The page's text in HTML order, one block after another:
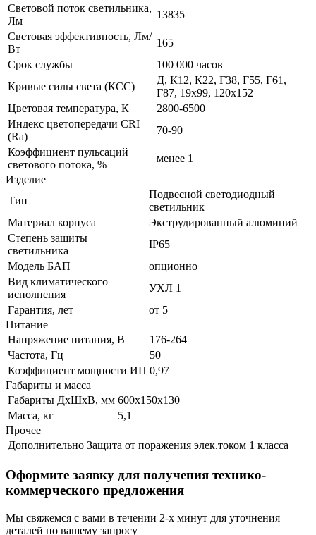
Световой поток светильника,
Лм
13835
Световая эффективность, Лм/
Вт
165
Срок службы
100 000 часов
Кривые силы света (КСС)
Д, К12, К22, Г38, Г55, Г61,
Г87, 19х99, 120х152
Цветовая температура, К
2800-6500
Индекс цветопередачи CRI
(Ra)
70-90
Коэффициент пульсаций
светового потока, %
менее 1
Изделие
Тип
Подвесной светодиодный
светильник
Материал корпуса
Экструдированный алюминий
Степень защиты
светильника
IP65
Модель БАП
опционно
Вид климатического
исполнения
УХЛ 1
Гарантия, лет
от 5
Питание
Напряжение питания, В
176-264
Частота, Гц
50
Коэффициент мощности ИП 0,97
Габариты и масса
Габариты ДхШхВ, мм 600х150х130
Масса, кг
5,1
Прочее
Дополнительно Защита от поражения элек.током 1 класса
Оформите заявку для получения технико-
коммерческого предложения
Мы свяжемся с вами в течении 2-х минут для уточнения
деталей по вашему запросу